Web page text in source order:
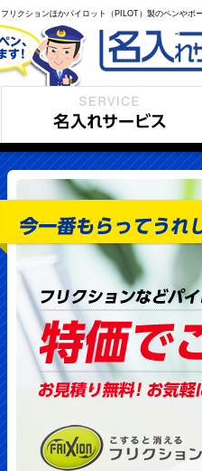
フリクションほかパイロット（PILOT）製のペンやボ
名入れサービス